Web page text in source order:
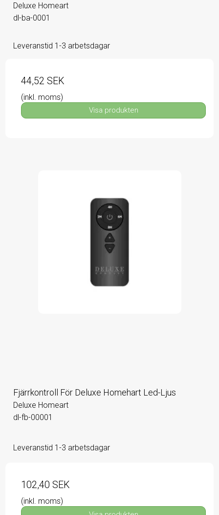
Deluxe Homeart
dl-ba-0001
Leveranstid 1-3 arbetsdagar
44,52 SEK
(inkl. moms)
Visa produkten
Fjärrkontroll För Deluxe Homehart Led-Ljus
Deluxe Homeart
dl-fb-00001
Leveranstid 1-3 arbetsdagar
102,40 SEK
(inkl. moms)